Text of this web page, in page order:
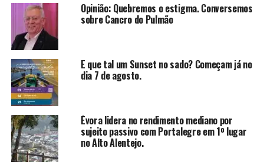
Opinião: Quebremos o estigma. Conversemos
sobre Cancro do Pulmão
E que tal um Sunset no sado? Começam já no
dia 7 de agosto.
Évora lidera no rendimento mediano por
sujeito passivo com Portalegre em 1º lugar
no Alto Alentejo.